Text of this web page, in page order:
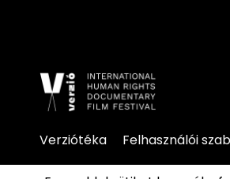
Verziótéka Felhasználói